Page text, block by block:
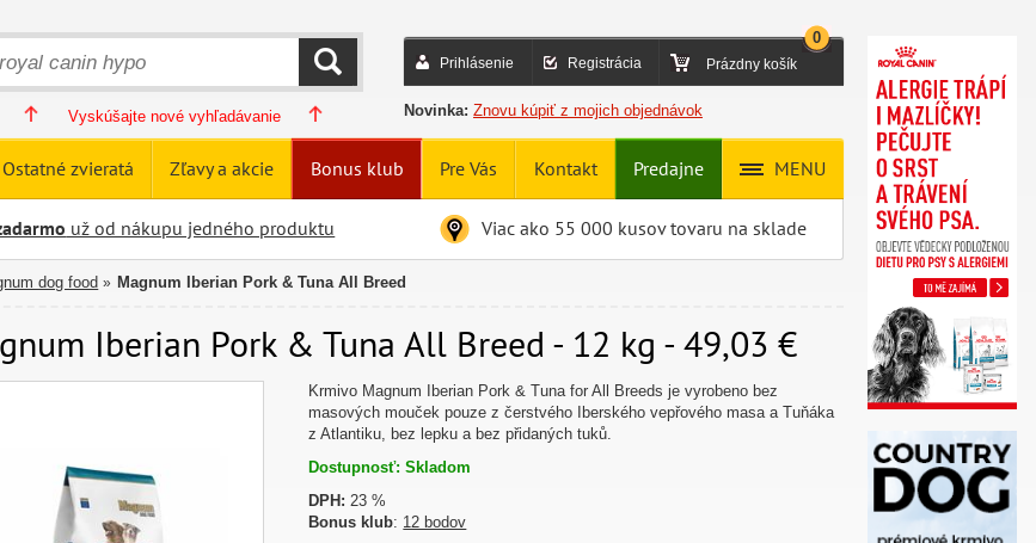
Prihlásenie Registrácia Prázdny košík
0
Novinka: Znovu kúpiť z mojich objednávok
HĽADAŤ
Vyskúšajte nové vyhľadávanie
Ostatné zvieratá Zľavy a akcie Bonus klub Pre Vás Kontakt Predajne MENU
už od nákupu jedného produktu Viac ako 55 000 kusov tovaru na sklade
dog food » Magnum Iberian Pork & Tuna All Breed
Iberian Pork & Tuna All Breed - 12 kg - 49,03 €
Krmivo Magnum Iberian Pork & Tuna for All Breeds je vyrobeno bez
masových mouček pouze z čerstvého Iberského vepřového masa a Tuňáka
z Atlantiku, bez lepku a bez přidaných tuků.
Dostupnosť: Skladom
DPH: 23 %
Bonus klub: 12 bodov